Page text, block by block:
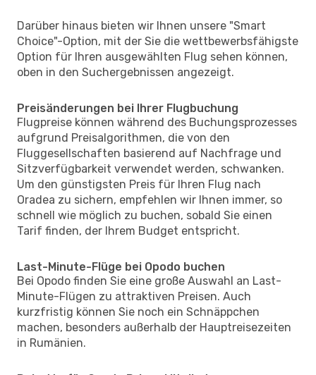
Darüber hinaus bieten wir Ihnen unsere "Smart
Choice"-Option, mit der Sie die wettbewerbsfähigste
Option für Ihren ausgewählten Flug sehen können,
oben in den Suchergebnissen angezeigt.
Preisänderungen bei Ihrer Flugbuchung
Flugpreise können während des Buchungsprozesses
aufgrund Preisalgorithmen, die von den
Fluggesellschaften basierend auf Nachfrage und
Sitzverfügbarkeit verwendet werden, schwanken.
Um den günstigsten Preis für Ihren Flug nach
Oradea zu sichern, empfehlen wir Ihnen immer, so
schnell wie möglich zu buchen, sobald Sie einen
Tarif finden, der Ihrem Budget entspricht.
Last-Minute-Flüge bei Opodo buchen
Bei Opodo finden Sie eine große Auswahl an Last-
Minute-Flügen zu attraktiven Preisen. Auch
kurzfristig können Sie noch ein Schnäppchen
machen, besonders außerhalb der Hauptreisezeiten
in Rumänien.